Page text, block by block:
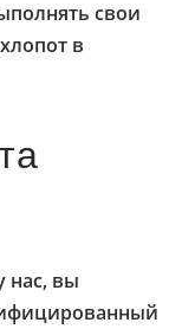
свои
в
нас, вы